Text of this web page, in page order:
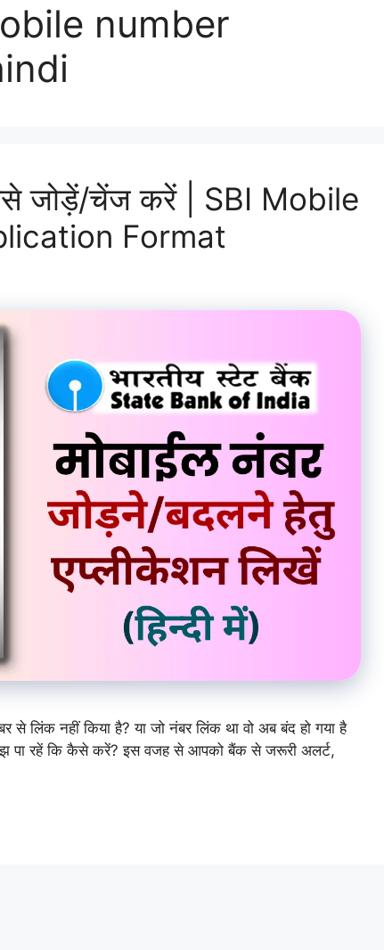
number
जोड़ें/चेंज करें | SBI Mobile
Format
लिंक नहीं किया है? या जो नंबर लिंक था वो अब बंद हो गया है
पा रहें कि कैसे करें? इस वजह से आपको बैंक से जरूरी अलर्ट,